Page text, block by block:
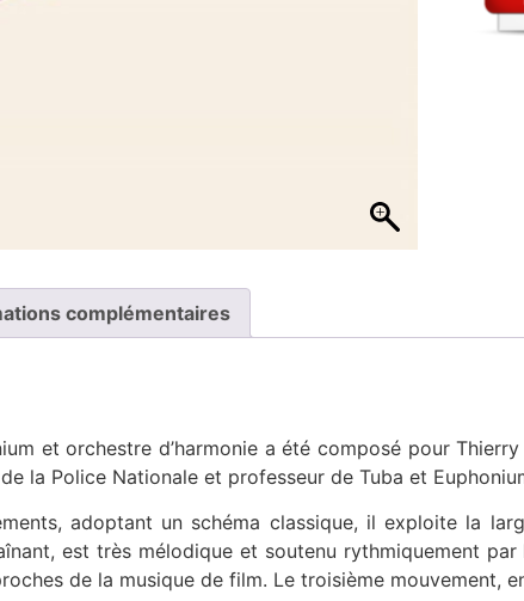
complémentaires
et orchestre d’harmonie a été composé pour
la Police Nationale et professeur de Tuba et
adoptant un schéma classique, il exploite la
est très mélodique et soutenu rythmiquement
de la musique de film. Le troisième mouvement,